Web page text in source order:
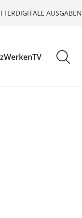
DIGITALE AUSGABEN